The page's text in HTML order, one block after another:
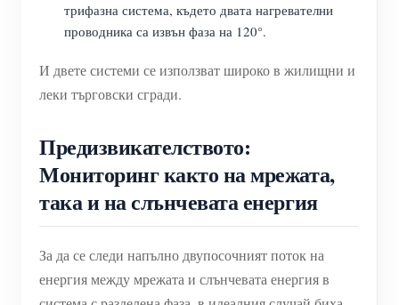
трифазна система, където двата нагревателни
проводника са извън фаза на 120°.
И двете системи се използват широко в жилищни и
леки търговски сгради.
Предизвикателството:
Мониторинг както на мрежата,
така и на слънчевата енергия
За да се следи напълно двупосочният поток на
енергия между мрежата и слънчевата енергия в